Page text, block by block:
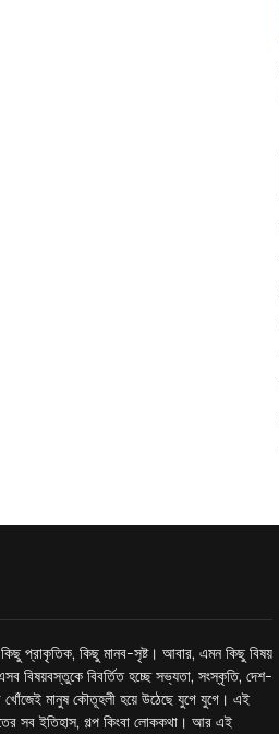
প্রাকৃতিক, কিছু মানব-সৃষ্ট। আবার, এমন কিছু বিষয়
বিষয়বস্তুকে বিবর্তিত হচ্ছে সভ্যতা, সংস্কৃতি, দেশ-
খোঁজেই মানুষ কৌতূহলী হয়ে উঠেছে যুগে যুগে। এই
সব ইতিহাস, গল্প কিংবা লোককথা। আর এই